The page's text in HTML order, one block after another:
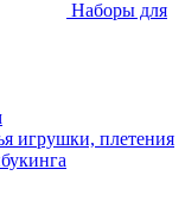
Наборы для
игрушки, плетения